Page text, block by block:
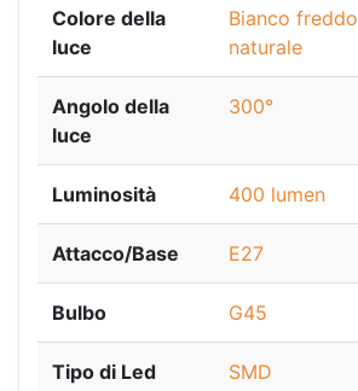
Colore della
luce
Bianco freddo
naturale
Angolo della
luce
300°
Luminosità 400 lumen
Attacco/Base E27
Bulbo G45
Tipo di Led SMD